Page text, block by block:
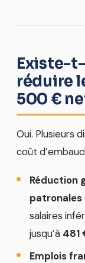
Existe-
réduire
500 €
Oui. Plusieurs
coût
Réduction
patronales
salaires
jusqu’à 481
Emplois